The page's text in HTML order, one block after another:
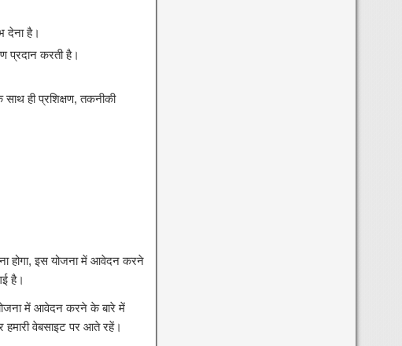
देना है।
प्रदान करती है।
ही प्रशिक्षण, तकनीकी
होगा, इस योजना में आवेदन करने
है।
में आवेदन करने के बारे में
वेबसाइट पर आते रहें।